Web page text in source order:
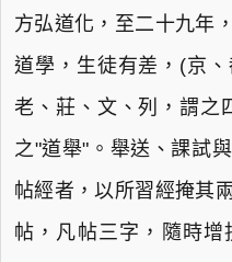
方弘道化，至二十九年
道學，生徒有差，(京
老、莊、文、列，謂之
之"道舉"。舉送、課試
帖經者，以所習經掩其
帖，凡帖三字，隨時